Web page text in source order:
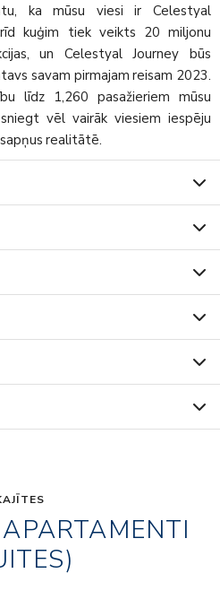
ka mūsu viesi ir Celestyal
kuģim tiek veikts 20 miljonu
un Celestyal Journey būs
savam pirmajam reisam 2023.
līdz 1,260 pasažieriem mūsu
vēl vairāk viesiem iespēju
realitātē.